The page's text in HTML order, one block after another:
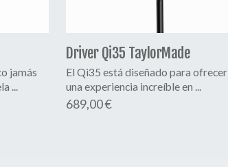
jamás
...
Driver Qi35 TaylorMade
El Qi35 está diseñado para ofrecer
una experiencia increíble en ...
689,00 €